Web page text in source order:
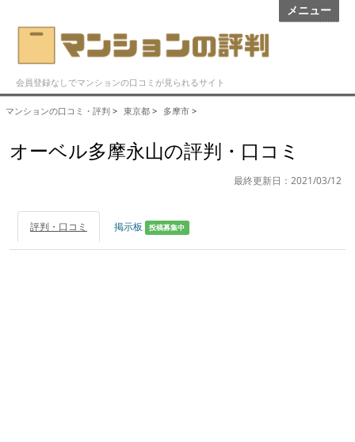
メニュー
会員登録なしでマンションの口コミが見られるサイト
マンションの口コミ・評判 > 東京都 > 多摩市 >
オーベル多摩永山の評判・口コミ
最終更新日：2021/03/12
評判・口コミ 掲示板 投稿募集中